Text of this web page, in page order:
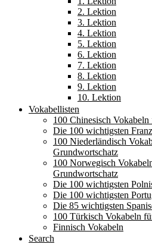
2. Lektion
3. Lektion
4. Lektion
5. Lektion
6. Lektion
7. Lektion
8. Lektion
9. Lektion
10. Lektion
Vokabellisten
100 Chinesisch
Die 100 wichtigsten
100 Niederländisch
Grundwortschatz
100 Norwegisch
Grundwortschatz
Die 100 wichtigsten
Die 100 wichtigsten
Die 85 wichtigsten
100 Türkisch Vokabeln
Finnisch Vokabeln
Search